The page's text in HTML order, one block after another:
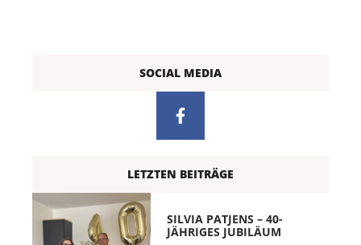
SOCIAL MEDIA
LETZTEN BEITRÄGE
SILVIA PATJENS – 40-
JÄHRIGES JUBILÄUM